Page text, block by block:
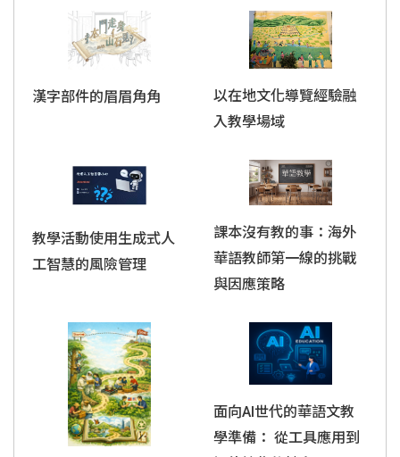
漢字部件的眉眉角角
以在地文化導覽經驗融
入教學場域
教學活動使用生成式人
工智慧的風險管理
課本沒有教的事：海外
華語教師第一線的挑戰
與因應策略
面向AI世代的華語文教
學準備： 從工具應用到